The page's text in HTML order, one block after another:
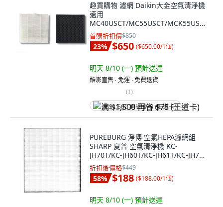
趣買購物 濾網 Daikin大金空氣清淨機
適用
MC40USCT/MC55USCT/MCK55USCT
W 副廠, 1個, 單一商品
首購折扣價$850
23% $650 ($650.00/1個)
明天 8/10 (一) 預計送達
酷澎直售 ∙ 免運 ∙ 免費退貨
(1)
满 $1,500 再省 $75 (王道卡)
PUREBURG 淨博 空氣HEPA濾網組
SHARP 夏普 空氣清淨機 KC-
JH70T/KC-JH60T/KC-JH61T/KC-JH71T
適用, 1組, 單一商品
折扣後價格$449
58% $188 ($188.00/1個)
明天 8/10 (一) 預計送達